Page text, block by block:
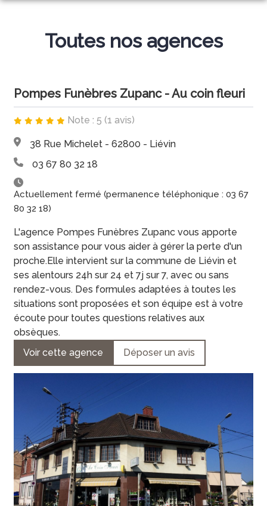
ORGANISER DES OBSÈQUES
MONUMENTS FUNÉRAIRES
NOS AGENCES
AU COIN FLEURI
Toutes nos agences
Pompes Funèbres Zupanc - Au coin fleuri
Note : 5 (1 avis)
38 Rue Michelet - 62800 - Liévin
03 67 80 32 18
Actuellement fermé (permanence téléphonique : 03 67
80 32 18)
L'agence Pompes Funèbres Zupanc vous apporte
son assistance pour vous aider à gérer la perte d'un
proche.Elle intervient sur la commune de Liévin et
ses alentours 24h sur 24 et 7j sur 7, avec ou sans
rendez-vous. Des formules adaptées à toutes les
situations sont proposées et son équipe est à votre
écoute pour toutes questions relatives aux
obsèques.
Voir cette agence
Déposer un avis